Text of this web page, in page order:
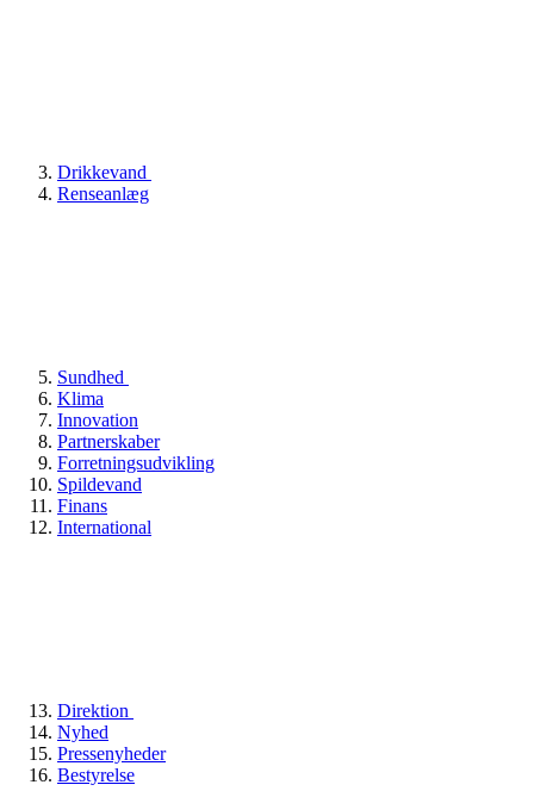
Drikkevand
Renseanlæg
Sundhed
Klima
Innovation
Partnerskaber
Forretningsudvikling
Spildevand
Finans
International
Direktion
Nyhed
Pressenyheder
Bestyrelse